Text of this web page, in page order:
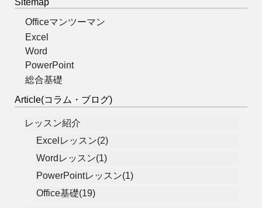
Sitemap
Officeマンツーマン
Excel
Word
PowerPoint
総合基礎
Article(コラム・ブログ)
レッスン紹介
Excelレッスン(2)
Wordレッスン(1)
PowerPointレッスン(1)
Office基礎(19)